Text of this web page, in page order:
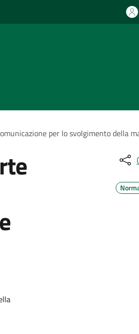
per lo svolgimento della